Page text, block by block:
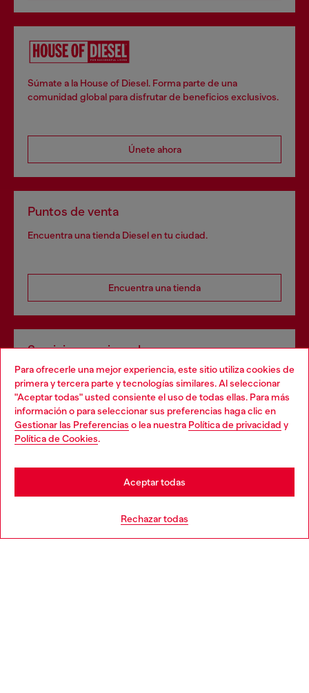
Para ofrecerle una mejor experiencia, este sitio utiliza cookies de
primera y tercera parte y tecnologías similares. Al seleccionar
"Aceptar todas" usted consiente el uso de todas ellas. Para más
información o para seleccionar sus preferencias haga clic en
Gestionar las Preferencias o lea nuestra Política de privacidad y
Política de Cookies.
Rechazar todas
Aceptar todas
Súmate a la House of Diesel. Forma parte de una
comunidad global para disfrutar de beneficios exclusivos.
Únete ahora
Puntos de venta
Encuentra una tienda Diesel en tu ciudad.
Encuentra una tienda
Servicios omnicanal
Descubre todos nuestros servicios, tanto en línea como
en la tienda.
Choose your location
You are currently browsing España website, but it seems you
may be based in United States